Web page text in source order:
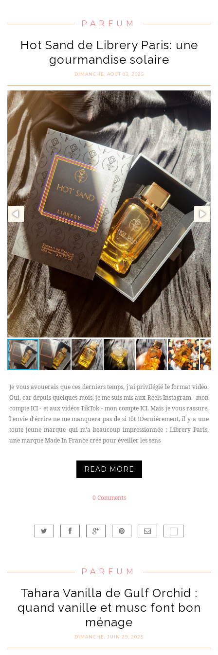
PARFUM
Hot Sand de Librery Paris: une
gourmandise solaire
DIMANCHE, AOÛT 03, 2025
Je vous avouerais que ces derniers temps, j'ai privilégié le format vidéo.
Oui, car depuis quelques mois, je me suis mis aux Reels Instagram - mon
compte ICI - et aux vidéos TikTok - mon compte ICI. Mais je vous rassure,
l'envie d'écrire ne me manquera pas de si tôt !Dernièrement, il y a une
toute jeune marque qui m'a beaucoup impressionnée : Librery Paris,
une marque Made In France créé pour éveiller les sens
READ MORE
0 Comments
PARFUM
Tahara Vanilla de Gulf Orchid :
quand vanille et musc font bon
ménage
DIMANCHE, JUIN 29, 2025